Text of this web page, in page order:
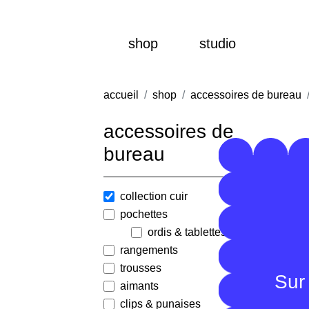
shop studio
accueil shop accessoires de bureau
accessoires de
bureau
collection cuir
pochettes
ordis & tablettes
rangements
trousses
aimants
clips & punaises